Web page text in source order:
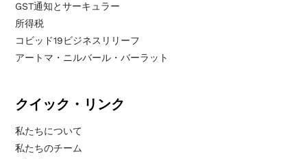
GST通知とサーキュラー
所得税
コビッド19ビジネスリリーフ
アートマ・ニルバール・バーラット
クイック・リンク
私たちについて
私たちのチーム